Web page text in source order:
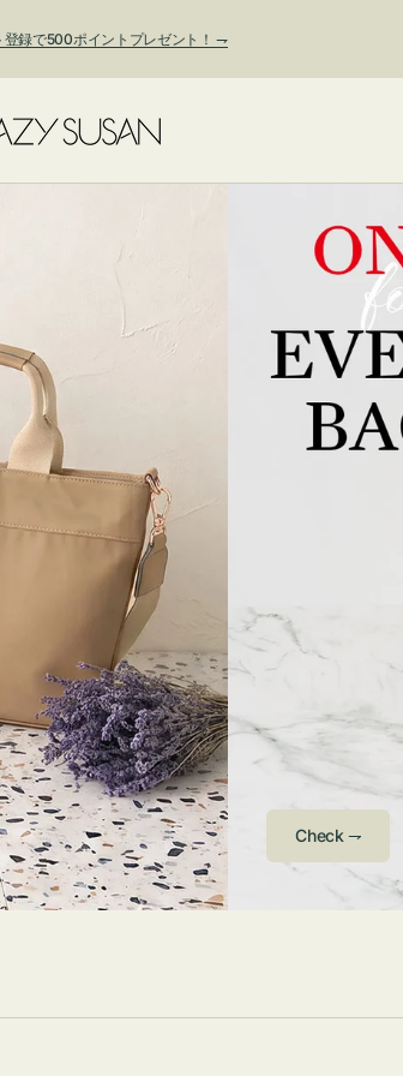
登録で500ポイントプレゼント！ ⇁
業および発送停止について
Arriving Soon⇁